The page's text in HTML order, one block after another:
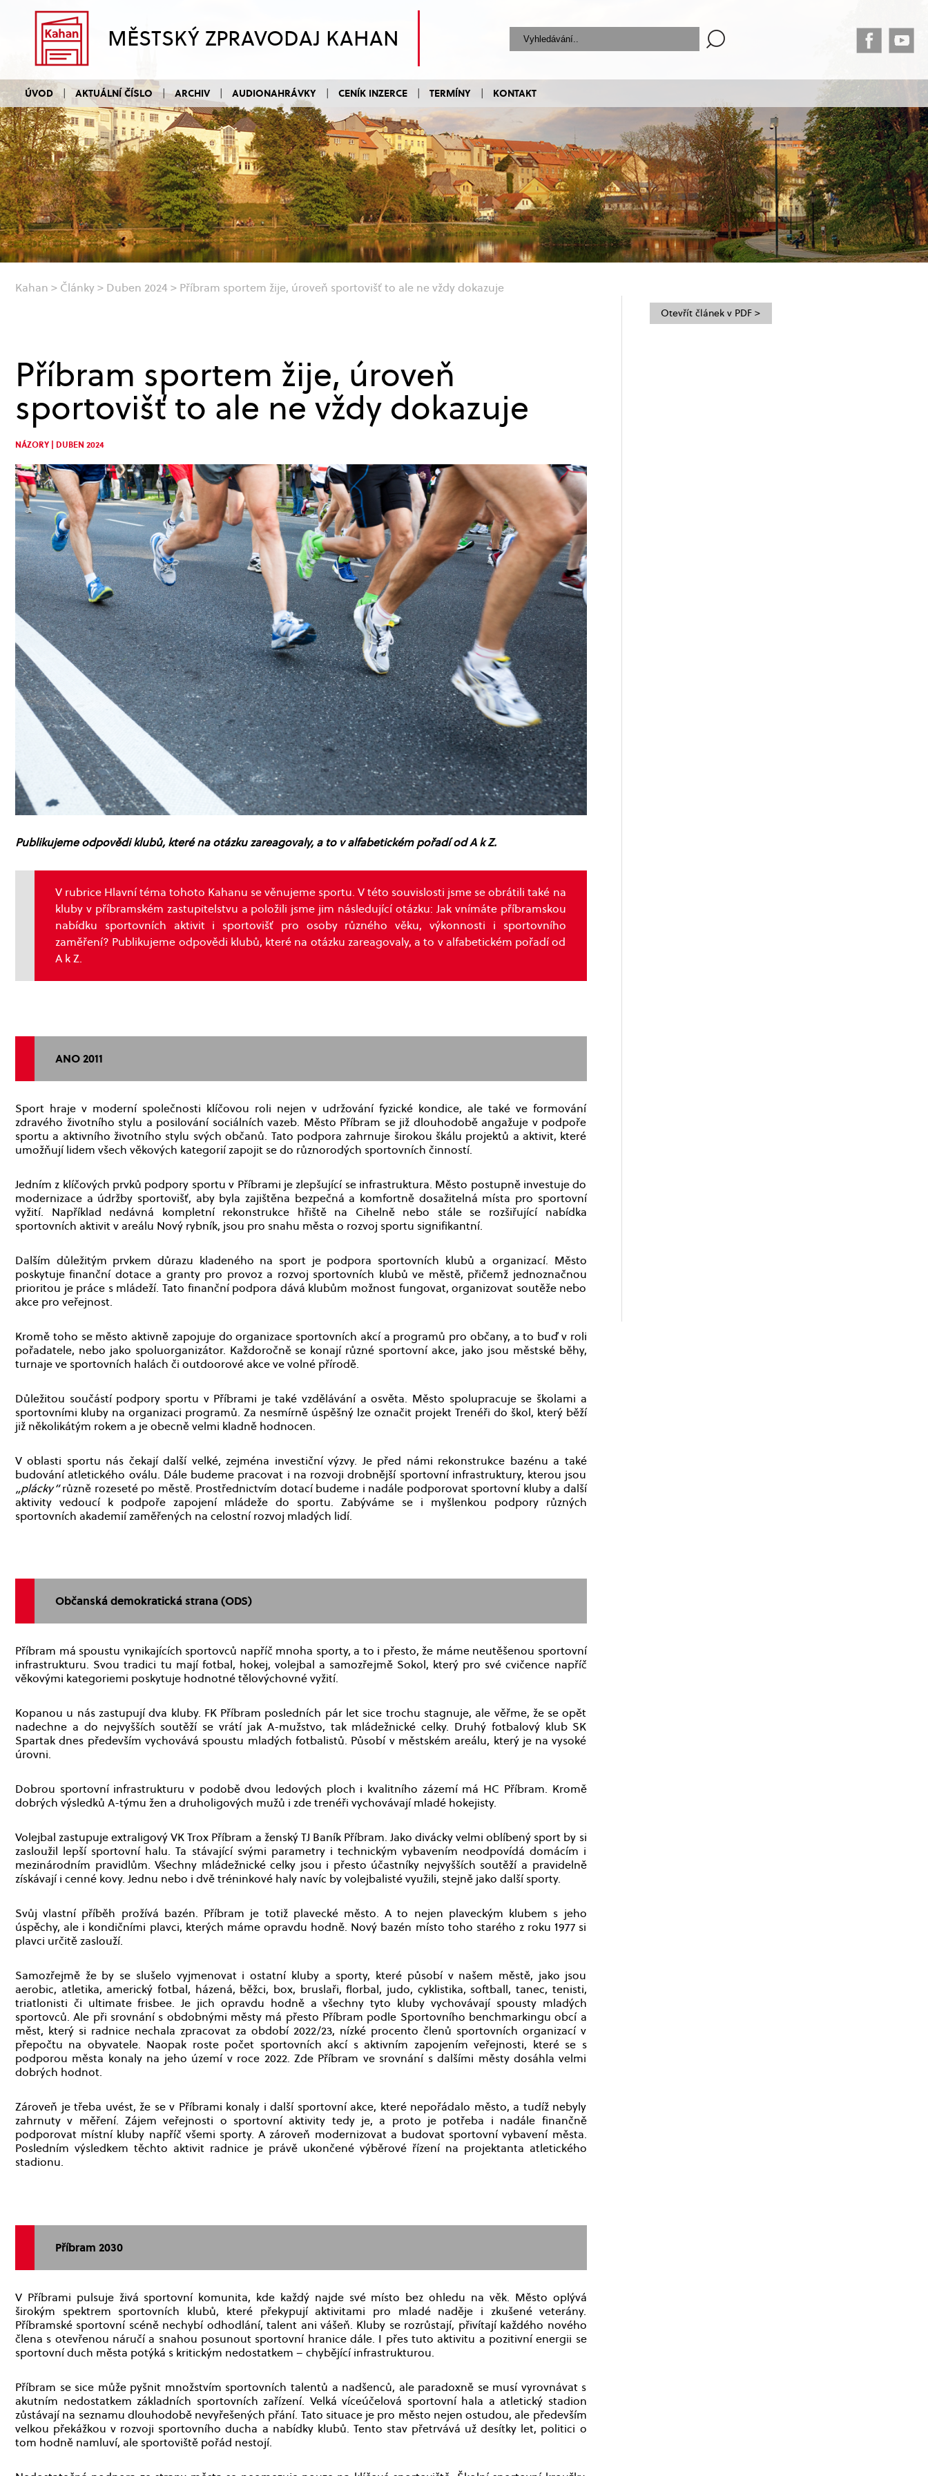
MĚSTSKÝ ZPRAVODAJ KAHAN
ÚVOD AKTUÁLNÍ ČÍSLO ARCHIV AUDIONAHRÁVKY CENÍK INZERCE TERMÍNY KONTAKT
Kahan > Články> Duben 2024 > Příbram sportem žije, úroveň sportovišť to ale ne vždy dokazuje
Příbram sportem žije, úroveň
sportovišť to ale ne vždy dokazuje
NÁZORY | DUBEN 2024
Publikujeme odpovědi klubů, které na otázku zareagovaly, a to v alfabetickém pořadí od A k Z.
V rubrice Hlavní téma tohoto Kahanu se věnujeme sportu. V této souvislosti jsme se obrátili také na
kluby v příbramském zastupitelstvu a položili jsme jim následující otázku: Jak vnímáte příbramskou
nabídku sportovních aktivit i sportovišť pro osoby různého věku, výkonnosti i sportovního
zaměření? Publikujeme odpovědi klubů, které na otázku zareagovaly, a to v alfabetickém pořadí od
A k Z.
ANO 2011
Sport hraje v moderní společnosti klíčovou roli nejen v udržování fyzické kondice, ale také ve formování
zdravého životního stylu a posilování sociálních vazeb. Město Příbram se již dlouhodobě angažuje v podpoře
sportu a aktivního životního stylu svých občanů. Tato podpora zahrnuje širokou škálu projektů a aktivit, které
umožňují lidem všech věkových kategorií zapojit se do různorodých sportovních činností.
Jedním z klíčových prvků podpory sportu v Příbrami je zlepšující se infrastruktura. Město postupně investuje do
modernizace a údržby sportovišť, aby byla zajištěna bezpečná a komfortně dosažitelná místa pro sportovní
vyžití. Například nedávná kompletní rekonstrukce hřiště na Cihelně nebo stále se rozšiřující nabídka
sportovních aktivit v areálu Nový rybník, jsou pro snahu města o rozvoj sportu signifikantní.
Dalším důležitým prvkem důrazu kladeného na sport je podpora sportovních klubů a organizací. Město
poskytuje finanční dotace a granty pro provoz a rozvoj sportovních klubů ve městě, přičemž jednoznačnou
prioritou je práce s mládeží. Tato finanční podpora dává klubům možnost fungovat, organizovat soutěže nebo
akce pro veřejnost.
Kromě toho se město aktivně zapojuje do organizace sportovních akcí a programů pro občany, a to buď v roli
pořadatele, nebo jako spoluorganizátor. Každoročně se konají různé sportovní akce, jako jsou městské běhy,
turnaje ve sportovních halách či outdoorové akce ve volné přírodě.
Důležitou součástí podpory sportu v Příbrami je také vzdělávání a osvěta. Město spolupracuje se školami a
sportovními kluby na organizaci programů. Za nesmírně úspěšný lze označit projekt Trenéři do škol, který běží
již několikátým rokem a je obecně velmi kladně hodnocen.
V oblasti sportu nás čekají další velké, zejména investiční výzvy. Je před námi rekonstrukce bazénu a také
budování atletického oválu. Dále budeme pracovat i na rozvoji drobnější sportovní infrastruktury, kterou jsou
„plácky“různě rozeseté po městě. Prostřednictvím dotací budeme i nadále podporovat sportovní kluby a další
aktivity vedoucí k podpoře zapojení mládeže do sportu. Zabýváme se i myšlenkou podpory různých
sportovních akademií zaměřených na celostní rozvoj mladých lidí.
Občanská demokratická strana (ODS)
Příbram má spoustu vynikajících sportovců napříč mnoha sporty, a to i přesto, že máme neutěšenou sportovní
infrastrukturu. Svou tradici tu mají fotbal, hokej, volejbal a samozřejmě Sokol, který pro své cvičence napříč
věkovými kategoriemi poskytuje hodnotné tělovýchovné vyžití.
Kopanou u nás zastupují dva kluby. FK Příbram posledních pár let sice trochu stagnuje, ale věřme, že se opět
nadechne a do nejvyšších soutěží se vrátí jak A-mužstvo, tak mládežnické celky. Druhý fotbalový klub SK
Spartak dnes především vychovává spoustu mladých fotbalistů. Působí v městském areálu, který je na vysoké
úrovni.
Dobrou sportovní infrastrukturu v podobě dvou ledových ploch i kvalitního zázemí má HC Příbram. Kromě
dobrých výsledků A-týmu žen a druholigových mužů i zde trenéři vychovávají mladé hokejisty.
Volejbal zastupuje extraligový VK Trox Příbram a ženský TJ Baník Příbram. Jako divácky velmi oblíbený sport by si
zasloužil lepší sportovní halu. Ta stávající svými parametry i technickým vybavením neodpovídá domácím i
mezinárodním pravidlům. Všechny mládežnické celky jsou i přesto účastníky nejvyšších soutěží a pravidelně
získávají i cenné kovy. Jednu nebo i dvě tréninkové haly navíc by volejbalisté využili, stejně jako další sporty.
Svůj vlastní příběh prožívá bazén. Příbram je totiž plavecké město. A to nejen plaveckým klubem s jeho
úspěchy, ale i kondičními plavci, kterých máme opravdu hodně. Nový bazén místo toho starého z roku 1977 si
plavci určitě zaslouží.
Samozřejmě že by se slušelo vyjmenovat i ostatní kluby a sporty, které působí v našem městě, jako jsou
aerobic, atletika, americký fotbal, házená, běžci, box, bruslaři, florbal, judo, cyklistika, softball, tanec, tenisti,
triatlonisti či ultimate frisbee. Je jich opravdu hodně a všechny tyto kluby vychovávají spousty mladých
sportovců. Ale při srovnání s obdobnými městy má přesto Příbram podle Sportovního benchmarkingu obcí a
měst, který si radnice nechala zpracovat za období 2022/23, nízké procento členů sportovních organizací v
přepočtu na obyvatele. Naopak roste počet sportovních akcí s aktivním zapojením veřejnosti, které se s
podporou města konaly na jeho území v roce 2022. Zde Příbram ve srovnání s dalšími městy dosáhla velmi
dobrých hodnot.
Zároveň je třeba uvést, že se v Příbrami konaly i další sportovní akce, které nepořádalo město, a tudíž nebyly
zahrnuty v měření. Zájem veřejnosti o sportovní aktivity tedy je, a proto je potřeba i nadále finančně
podporovat místní kluby napříč všemi sporty. A zároveň modernizovat a budovat sportovní vybavení města.
Posledním výsledkem těchto aktivit radnice je právě ukončené výběrové řízení na projektanta atletického
stadionu.
Příbram 2030
V Příbrami pulsuje živá sportovní komunita, kde každý najde své místo bez ohledu na věk. Město oplývá
širokým spektrem sportovních klubů, které překypují aktivitami pro mladé naděje i zkušené veterány.
Příbramské sportovní scéně nechybí odhodlání, talent ani vášeň. Kluby se rozrůstají, přivítají každého nového
člena s otevřenou náručí a snahou posunout sportovní hranice dále. I přes tuto aktivitu a pozitivní energii se
sportovní duch města potýká s kritickým nedostatkem – chybějící infrastrukturou.
Příbram se sice může pyšnit množstvím sportovních talentů a nadšenců, ale paradoxně se musí vyrovnávat s
akutním nedostatkem základních sportovních zařízení. Velká víceúčelová sportovní hala a atletický stadion
zůstávají na seznamu dlouhodobě nevyřešených přání. Tato situace je pro město nejen ostudou, ale především
velkou překážkou v rozvoji sportovního ducha a nabídky klubů. Tento stav přetrvává už desítky let, politici o
tom hodně namluví, ale sportoviště pořád nestojí.
Otevřít článek v PDF >